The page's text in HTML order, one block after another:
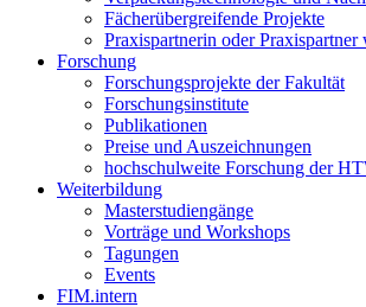
Fächerübergreifende Projekte
Praxispartnerin oder Praxispartner
Forschung
Forschungsprojekte der Fakultät
Forschungsinstitute
Publikationen
Preise und Auszeichnungen
hochschulweite Forschung der
Weiterbildung
Masterstudiengänge
Vorträge und Workshops
Tagungen
Events
FIM.intern